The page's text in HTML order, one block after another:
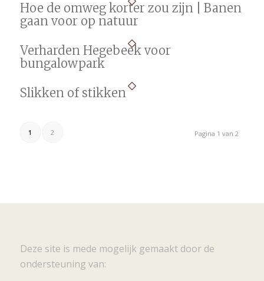
Hoe de omweg korter zou zijn | Banen
gaan voor op natuur
Verharden Hegebeek voor
bungalowpark
Slikken of stikken
Pagina 1 van 2
1 2
Deze site is mede mogelijk gemaakt door de
ondersteuning van: